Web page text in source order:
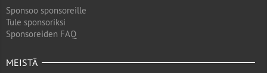
Sponsoo sponsoreille
Tule sponsoriksi
Sponsoreiden FAQ
MEISTÄ